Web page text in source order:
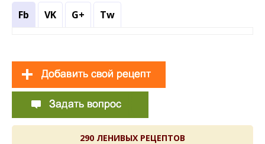
Fb VK G+ Tw
290 ЛЕНИВЫХ РЕЦЕПТОВ